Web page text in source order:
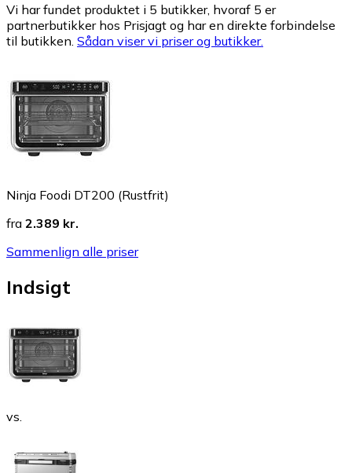
Vi har fundet produktet i 5 butikker, hvoraf 5 er
partnerbutikker hos Prisjagt og har en direkte forbindelse
til butikken. Sådan viser vi priser og butikker.
Ninja Foodi DT200 (Rustfrit)
fra 2.389 kr.
Sammenlign alle priser
Indsigt
vs.